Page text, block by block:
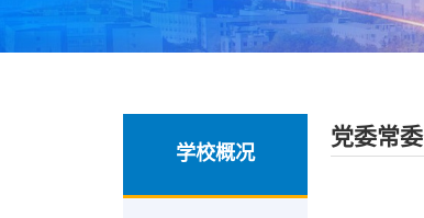
学校概况
党委常委